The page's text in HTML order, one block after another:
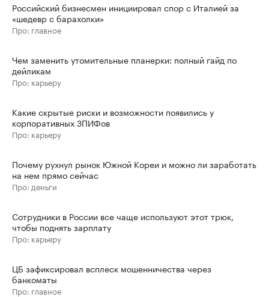
Российский бизнесмен инициировал спор с Италией за
«шедевр с барахолки»
Про: главное
Чем заменить утомительные планерки: полный гайд по
дейликам
Про: карьеру
Какие скрытые риски и возможности появились у
корпоративных ЗПИФов
Про: карьеру
Почему рухнул рынок Южной Кореи и можно ли заработать
на нем прямо сейчас
Про: деньги
Сотрудники в России все чаще используют этот трюк,
чтобы поднять зарплату
Про: карьеру
ЦБ зафиксировал всплеск мошенничества через
банкоматы
Про: главное